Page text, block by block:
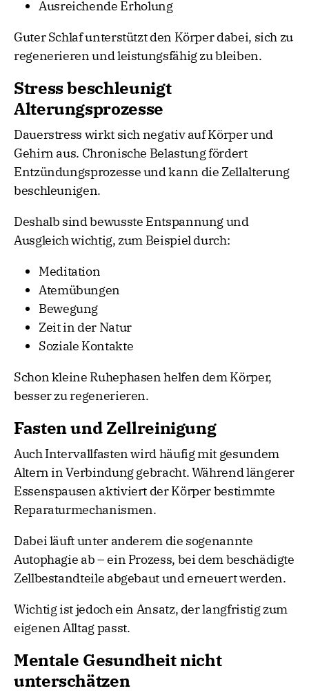
Ausreichende Erholung
Guter Schlaf unterstützt den Körper dabei, sich zu
regenerieren und leistungsfähig zu bleiben.
Stress beschleunigt
Alterungsprozesse
Dauerstress wirkt sich negativ auf Körper und
Gehirn aus. Chronische Belastung fördert
Entzündungsprozesse und kann die Zellalterung
beschleunigen.
Deshalb sind bewusste Entspannung und
Ausgleich wichtig, zum Beispiel durch:
Meditation
Atemübungen
Bewegung
Zeit in der Natur
Soziale Kontakte
Schon kleine Ruhephasen helfen dem Körper,
besser zu regenerieren.
Fasten und Zellreinigung
Auch Intervallfasten wird häufig mit gesundem
Altern in Verbindung gebracht. Während längerer
Essenspausen aktiviert der Körper bestimmte
Reparaturmechanismen.
Dabei läuft unter anderem die sogenannte
Autophagie ab – ein Prozess, bei dem beschädigte
Zellbestandteile abgebaut und erneuert werden.
Wichtig ist jedoch ein Ansatz, der langfristig zum
eigenen Alltag passt.
Mentale Gesundheit nicht
unterschätzen